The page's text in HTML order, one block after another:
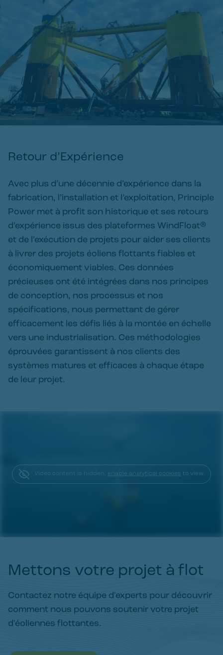
Retour d’Expérience
Avec plus d’une décennie d’expérience dans la
fabrication, l’installation et l’exploitation, Principle
Power met à profit son historique et ses retours
d’expérience issus des plateformes WindFloat®
et de l’exécution de projets pour aider ses clients
à livrer des projets éoliens flottants fiables et
économiquement viables. Ces données
précieuses ont été intégrées dans nos principes
de conception, nos processus et nos
spécifications, nous permettant de gérer
efficacement les défis liés à la montée en échelle
vers une industrialisation. Ces méthodologies
éprouvées garantissent à nos clients des
systèmes matures et efficaces à chaque étape
de leur projet.
Video content is hidden, enable analytical cookies to view.
Mettons votre projet à flot
Contactez notre équipe d'experts pour découvrir
comment nous pouvons soutenir votre projet
d'éoliennes flottantes.